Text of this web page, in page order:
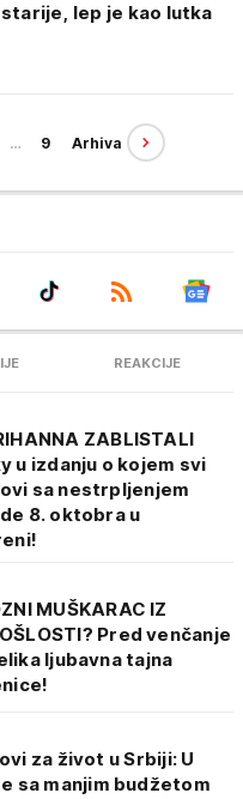
lep je kao lutka
… 9 Arhiva
REAKCIJE
ZABLISTALI
u izdanju o kojem svi
sa nestrpljenjem
8. oktobra u
MUŠKARAC IZ
Pred venčanje
ljubavna tajna
za život u Srbiji: U
sa manjim budžetom